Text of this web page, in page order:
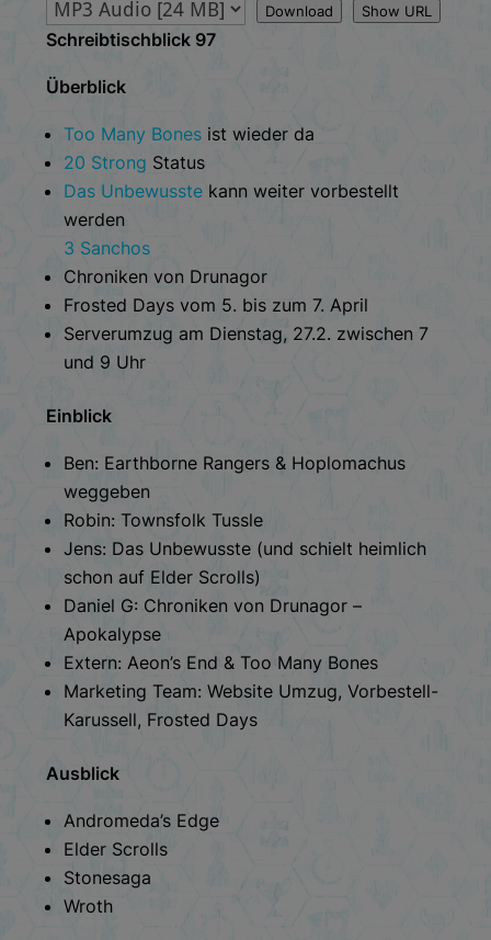
Download Show URL
Schreibtischblick 97
Überblick
Too Many Bones ist wieder da
20 Strong Status
Das Unbewusste kann weiter vorbestellt
werden
3 Sanchos
Chroniken von Drunagor
Frosted Days vom 5. bis zum 7. April
Serverumzug am Dienstag, 27.2. zwischen 7
und 9 Uhr
Einblick
Ben: Earthborne Rangers & Hoplomachus
weggeben
Robin: Townsfolk Tussle
Jens: Das Unbewusste (und schielt heimlich
schon auf Elder Scrolls)
Daniel G: Chroniken von Drunagor –
Apokalypse
Extern: Aeon’s End & Too Many Bones
Marketing Team: Website Umzug, Vorbestell-
Karussell, Frosted Days
Ausblick
Andromeda’s Edge
Elder Scrolls
Stonesaga
Wroth